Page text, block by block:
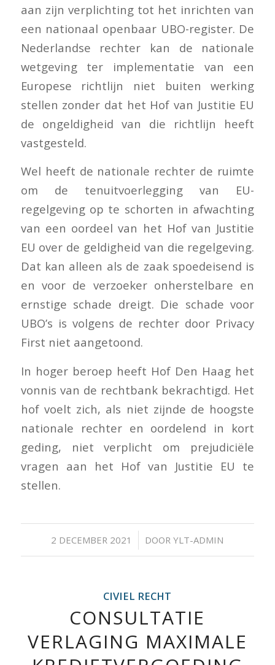
aan zijn verplichting tot het inrichten van
een nationaal openbaar UBO-register. De
Nederlandse rechter kan de nationale
wetgeving ter implementatie van een
Europese richtlijn niet buiten werking
stellen zonder dat het Hof van Justitie EU
de ongeldigheid van die richtlijn heeft
vastgesteld.
Wel heeft de nationale rechter de ruimte
om de tenuitvoerlegging van EU-
regelgeving op te schorten in afwachting
van een oordeel van het Hof van Justitie
EU over de geldigheid van die regelgeving.
Dat kan alleen als de zaak spoedeisend is
en voor de verzoeker onherstelbare en
ernstige schade dreigt. Die schade voor
UBO’s is volgens de rechter door Privacy
First niet aangetoond.
In hoger beroep heeft Hof Den Haag het
vonnis van de rechtbank bekrachtigd. Het
hof voelt zich, als niet zijnde de hoogste
nationale rechter en oordelend in kort
geding, niet verplicht om prejudiciële
vragen aan het Hof van Justitie EU te
stellen.
2 DECEMBER 2021
/ DOORYLT-ADMIN
CIVIEL RECHT
CONSULTATIE
VERLAGING MAXIMALE